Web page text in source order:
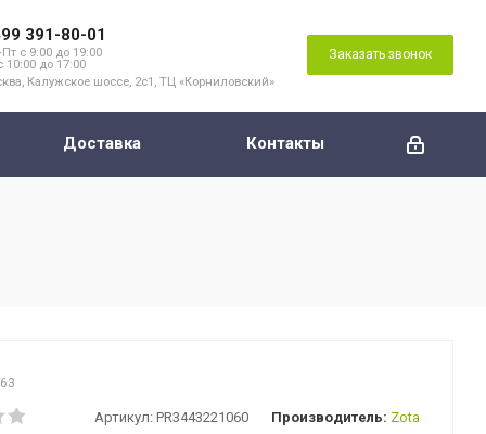
391-80-01
с 9:00 до 19:00
10:00 до 17:00
Калужское шоссе, 2с1, ТЦ «Корниловский»
Заказать звонок
Доставка Контакты
Артикул: PR3443221060 Производитель: Zota